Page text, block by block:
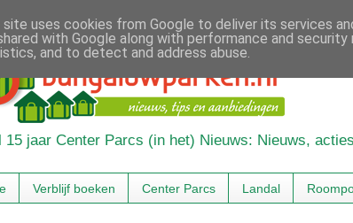
15 jaar Center Parcs (in het) Nieuws: Nieuws,
Verblijf boeken Center Parcs Landal
site uses cookies from Google to deliver its services
with Google along with performance and
and to detect and address abuse.